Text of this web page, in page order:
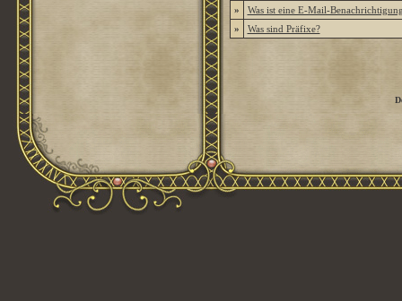
»
Was ist eine E-Mail-
»
Was sind Präfixe?